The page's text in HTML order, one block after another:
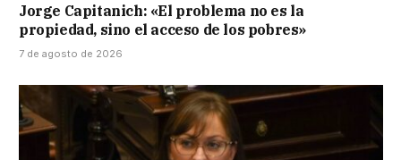
Jorge Capitanich: «El problema no es la
propiedad, sino el acceso de los pobres»
7 de agosto de 2026